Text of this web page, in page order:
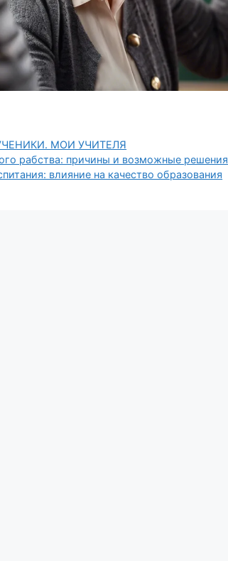
МОИ УЧИТЕЛЯ
рабства: причины и возможные решения
влияние на качество образования